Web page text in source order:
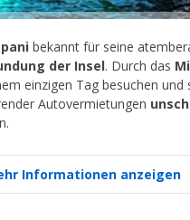
bekannt für seine
der Insel. Durch das
einzigen Tag besuchen
Autovermietungen
Informationen anzeigen